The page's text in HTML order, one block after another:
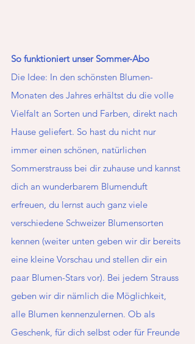
So funktioniert unser Sommer-Abo
Die Idee: In den schönsten Blumen-
Monaten des Jahres erhältst du die volle
Vielfalt an Sorten und Farben, direkt nach
Hause geliefert. So hast du nicht nur
immer einen schönen, natürlichen
Sommerstrauss bei dir zuhause und kannst
dich an wunderbarem Blumenduft
erfreuen, du lernst auch ganz viele
verschiedene Schweizer Blumensorten
kennen (weiter unten geben wir dir bereits
eine kleine Vorschau und stellen dir ein
paar Blumen-Stars vor). Bei jedem Strauss
geben wir dir nämlich die Möglichkeit,
alle Blumen kennenzulernen. Ob als
Geschenk, für dich selbst oder für Freunde